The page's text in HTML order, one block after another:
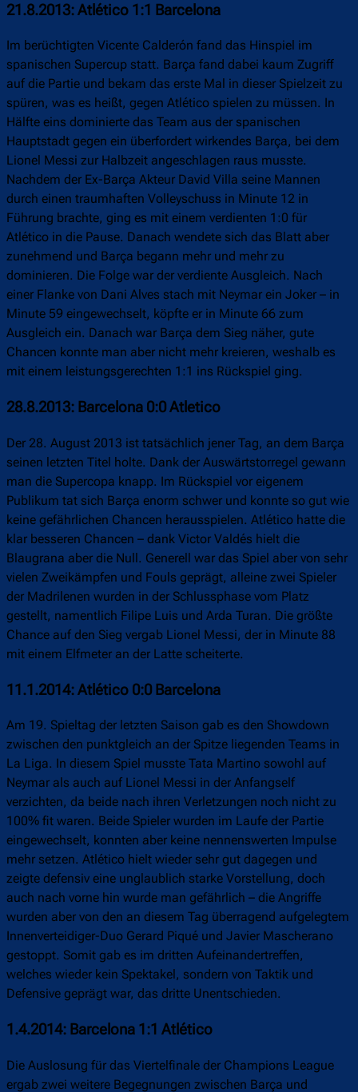
21.8.2013: Atlético 1:1 Barcelona
Im berüchtigten Vicente Calderón fand das Hinspiel im
spanischen Supercup statt. Barça fand dabei kaum Zugriff
auf die Partie und bekam das erste Mal in dieser Spielzeit zu
spüren, was es heißt, gegen Atlético spielen zu müssen. In
Hälfte eins dominierte das Team aus der spanischen
Hauptstadt gegen ein überfordert wirkendes Barça, bei dem
Lionel Messi zur Halbzeit angeschlagen raus musste.
Nachdem der Ex-Barça Akteur David Villa seine Mannen
durch einen traumhaften Volleyschuss in Minute 12 in
Führung brachte, ging es mit einem verdienten 1:0 für
Atlético in die Pause. Danach wendete sich das Blatt aber
zunehmend und Barça begann mehr und mehr zu
dominieren. Die Folge war der verdiente Ausgleich. Nach
einer Flanke von Dani Alves stach mit Neymar ein Joker – in
Minute 59 eingewechselt, köpfte er in Minute 66 zum
Ausgleich ein. Danach war Barça dem Sieg näher, gute
Chancen konnte man aber nicht mehr kreieren, weshalb es
mit einem leistungsgerechten 1:1 ins Rückspiel ging.
28.8.2013: Barcelona 0:0 Atletico
Der 28. August 2013 ist tatsächlich jener Tag, an dem Barça
seinen letzten Titel holte. Dank der Auswärtstorregel gewann
man die Supercopa knapp. Im Rückspiel vor eigenem
Publikum tat sich Barça enorm schwer und konnte so gut wie
keine gefährlichen Chancen herausspielen. Atlético hatte die
klar besseren Chancen – dank Victor Valdés hielt die
Blaugrana aber die Null. Generell war das Spiel aber von sehr
vielen Zweikämpfen und Fouls geprägt, alleine zwei Spieler
der Madrilenen wurden in der Schlussphase vom Platz
gestellt, namentlich Filipe Luis und Arda Turan. Die größte
Chance auf den Sieg vergab Lionel Messi, der in Minute 88
mit einem Elfmeter an der Latte scheiterte.
11.1.2014: Atlético 0:0 Barcelona
Am 19. Spieltag der letzten Saison gab es den Showdown
zwischen den punktgleich an der Spitze liegenden Teams in
La Liga. In diesem Spiel musste Tata Martino sowohl auf
Neymar als auch auf Lionel Messi in der Anfangself
verzichten, da beide nach ihren Verletzungen noch nicht zu
100% fit waren. Beide Spieler wurden im Laufe der Partie
eingewechselt, konnten aber keine nennenswerten Impulse
mehr setzen. Atlético hielt wieder sehr gut dagegen und
zeigte defensiv eine unglaublich starke Vorstellung, doch
auch nach vorne hin wurde man gefährlich – die Angriffe
wurden aber von den an diesem Tag überragend aufgelegtem
Innenverteidiger-Duo Gerard Piqué und Javier Mascherano
gestoppt. Somit gab es im dritten Aufeinandertreffen,
welches wieder kein Spektakel, sondern von Taktik und
Defensive geprägt war, das dritte Unentschieden.
1.4.2014: Barcelona 1:1 Atlético
Die Auslosung für das Viertelfinale der Champions League
ergab zwei weitere Begegnungen zwischen Barça und